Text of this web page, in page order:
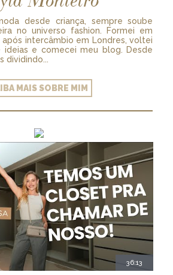
desde criança, sempre soube
no universo fashion. Formei em
após intercâmbio em Londres, voltei
ideias e comecei meu blog. Desde
dividindo...
MAIS SOBRE MIM
36:13